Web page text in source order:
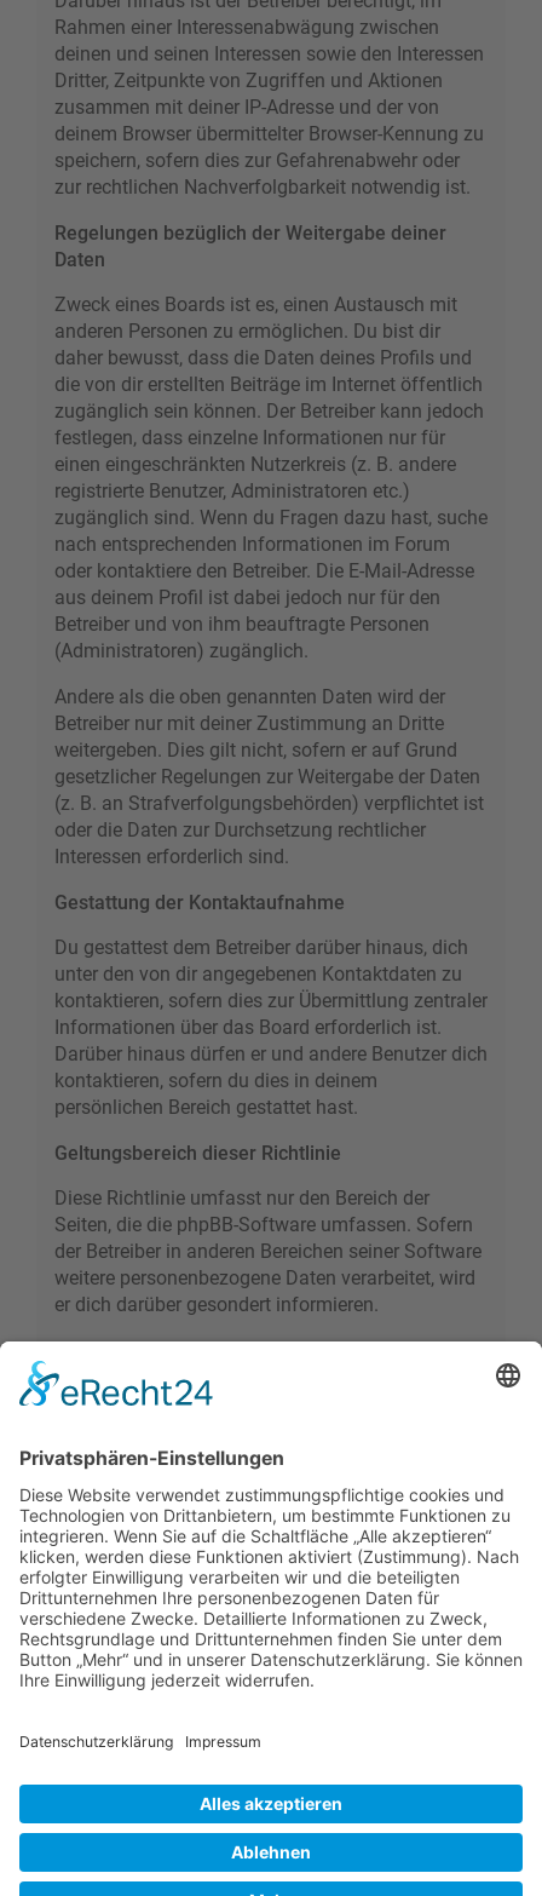
Rahmen einer Interessenabwägung zwischen
deinen und seinen Interessen sowie den Interessen
Dritter, Zeitpunkte von Zugriffen und Aktionen
zusammen mit deiner IP-Adresse und der von
deinem Browser übermittelter Browser-Kennung zu
speichern, sofern dies zur Gefahrenabwehr oder
zur rechtlichen Nachverfolgbarkeit notwendig ist.
Regelungen bezüglich der Weitergabe deiner
Daten
Zweck eines Boards ist es, einen Austausch mit
anderen Personen zu ermöglichen. Du bist dir
daher bewusst, dass die Daten deines Profils und
die von dir erstellten Beiträge im Internet öffentlich
zugänglich sein können. Der Betreiber kann jedoch
festlegen, dass einzelne Informationen nur für
einen eingeschränkten Nutzerkreis (z. B. andere
registrierte Benutzer, Administratoren etc.)
zugänglich sind. Wenn du Fragen dazu hast, suche
nach entsprechenden Informationen im Forum
oder kontaktiere den Betreiber. Die E-Mail-Adresse
aus deinem Profil ist dabei jedoch nur für den
Betreiber und von ihm beauftragte Personen
(Administratoren) zugänglich.
Andere als die oben genannten Daten wird der
Betreiber nur mit deiner Zustimmung an Dritte
weitergeben. Dies gilt nicht, sofern er auf Grund
gesetzlicher Regelungen zur Weitergabe der Daten
(z. B. an Strafverfolgungsbehörden) verpflichtet ist
oder die Daten zur Durchsetzung rechtlicher
Interessen erforderlich sind.
Gestattung der Kontaktaufnahme
Du gestattest dem Betreiber darüber hinaus, dich
unter den von dir angegebenen Kontaktdaten zu
kontaktieren, sofern dies zur Übermittlung zentraler
Informationen über das Board erforderlich ist.
Darüber hinaus dürfen er und andere Benutzer dich
kontaktieren, sofern du dies in deinem
persönlichen Bereich gestattet hast.
Geltungsbereich dieser Richtlinie
Diese Richtlinie umfasst nur den Bereich der
Seiten, die die phpBB-Software umfassen. Sofern
der Betreiber in anderen Bereichen seiner Software
weitere personenbezogene Daten verarbeitet, wird
er dich darüber gesondert informieren.
Der Betreiber erteilt dir auf Anfrage Auskunft,
Du kannst jederzeit die Löschung bzw. Sperrung
deiner Daten verlangen. Kontaktiere hierzu bitte
den Betreiber.
Foren-Übersicht Alle Zeiten sindUTC+02:00